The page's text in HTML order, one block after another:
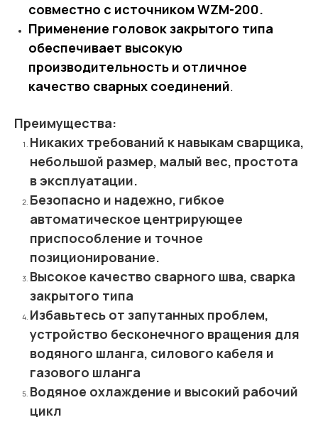
совместно с источником WZM-200.
Применение головок закрытого типа
обеспечивает высокую
производительность и отличное
качество сварных соединений.
Преимущества:
Никаких требований к навыкам сварщика,
небольшой размер, малый вес, простота
в эксплуатации.
Безопасно и надежно, гибкое
автоматическое центрирующее
приспособление и точное
позиционирование.
Высокое качество сварного шва, сварка
закрытого типа
Избавьтесь от запутанных проблем,
устройство бесконечного вращения для
водяного шланга, силового кабеля и
газового шланга
Водяное охлаждение и высокий рабочий
цикл